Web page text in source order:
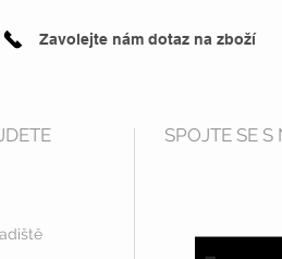
Zavolejte nám dotaz na zboží
SPOJTE SE S